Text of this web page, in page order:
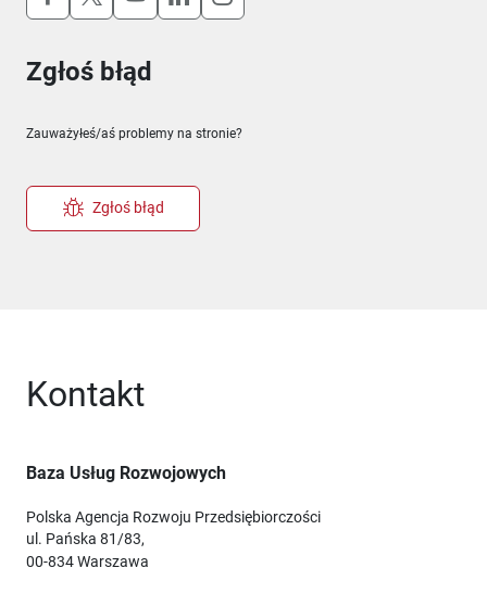
Zgłoś błąd
Zauważyłeś/aś problemy na stronie?
Zgłoś błąd
Kontakt
Baza Usług Rozwojowych
Polska Agencja Rozwoju Przedsiębiorczości
ul. Pańska 81/83,
00-834 Warszawa